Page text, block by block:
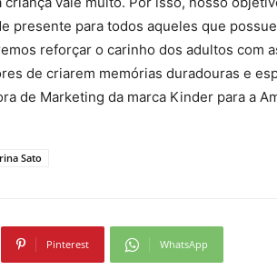
presente para todos aqueles que
reforçar o carinho dos adultos com
de criarem memórias duradouras e
de Marketing da marca Kinder para a
Sato
Pinterest WhatsApp